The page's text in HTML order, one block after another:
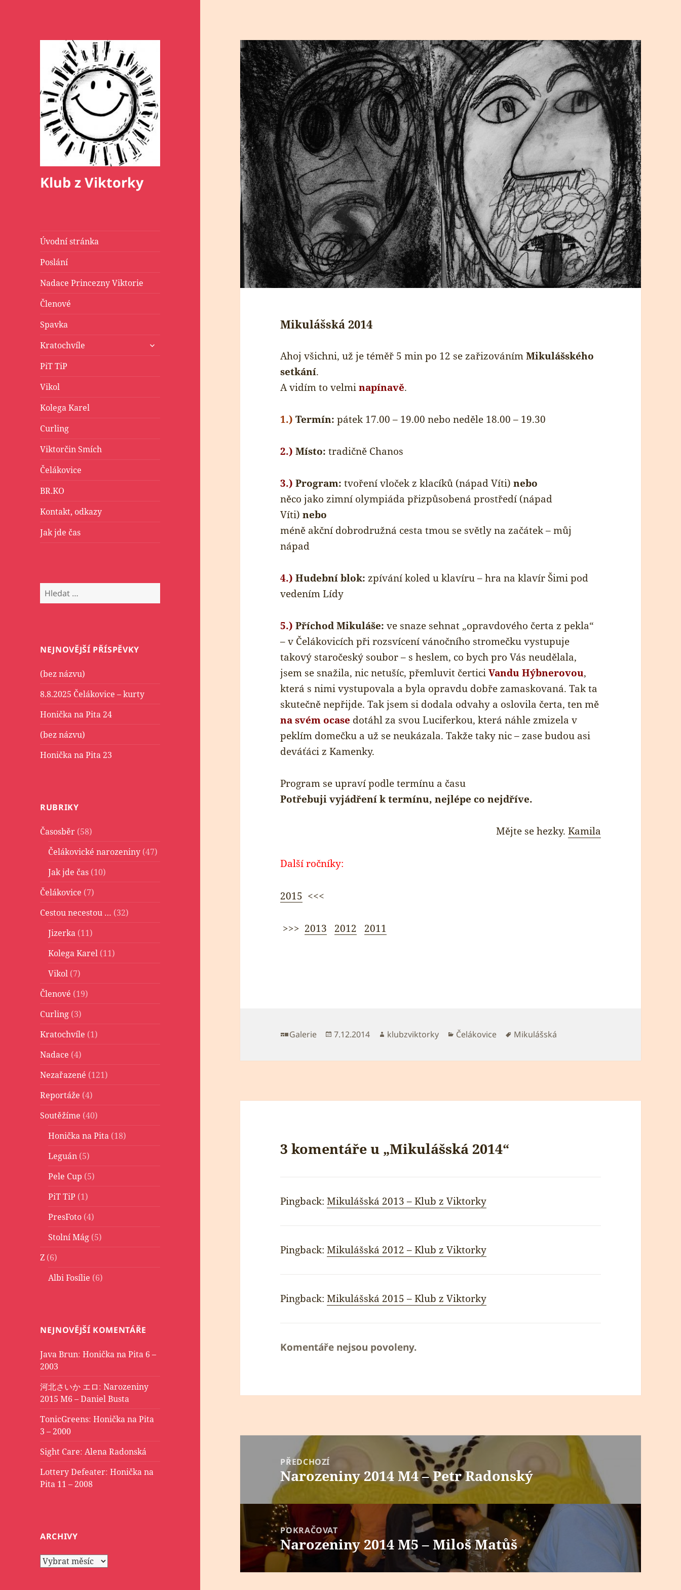
Klub z Viktorky
Úvodní stránka
Poslání
Nadace Princezny Viktorie
Členové
Spavka
Kratochvíle
zobrazit
PiT TiP
Vikol
Kolega Karel
Curling
Viktorčin Smích
Čelákovice
BR.KO
Kontakt, odkazy
Jak jde čas
Vyhledávání
NEJNOVĚJŠÍ PŘÍSPĚVKY
(bez názvu)
8.8.2025 Čelákovice – kurty
Honička na Pita 24
(bez názvu)
Honička na Pita 23
RUBRIKY
Časosběr (58)
Čelákovické narozeniny (47)
Jak jde čas (10)
Čelákovice (7)
Cestou necestou … (32)
Jizerka (11)
Kolega Karel (11)
Vikol (7)
Členové (19)
Curling (3)
Kratochvíle (1)
Nadace (4)
Nezařazené (121)
Reportáže (4)
Soutěžíme (40)
Honička na Pita (18)
Leguán (5)
Pele Cup (5)
PiT TiP (1)
PresFoto (4)
Stolní Mág (5)
Z (6)
Albi Fosílie (6)
NEJNOVĚJŠÍ KOMENTÁŘE
Java Brun:Honička na Pita 6 –
2003
河北さいか エロ:Narozeniny
2015 M6 – Daniel Busta
TonicGreens:Honička na Pita
3 – 2000
Sight Care:Alena Radonská
Lottery Defeater:Honička na
Pita 11 – 2008
ARCHIVY
Archivy
Mikulášská 2014
Ahoj všichni, už je téměř 5 min po 12 se zařizovánímMikulášského
setkání.
A vidím to velminapínavě.
1.) Termín: pátek 17.00 – 19.00 nebo neděle 18.00 – 19.30
2.) Místo: tradičně Chanos
3.) Program: tvoření vloček z klacíků (nápad Víti)nebo
něco jako zimní olympiáda přizpůsobená prostředí (nápad
Víti)nebo
méně akční dobrodružná cesta tmou se světly na začátek – můj
nápad
4.) Hudební blok: zpívání koled u klavíru – hra na klavír Šimi pod
vedením Lídy
5.) Příchod Mikuláše:ve snaze sehnat „opravdového čerta z pekla“
– v Čelákovicích při rozsvícení vánočního stromečku vystupuje
takový staročeský soubor – s heslem, co bych pro Vás neudělala,
jsem se snažila, nic netušíc, přemluvit čerticiVandu Hýbnerovou,
která s nimi vystupovala a byla opravdu dobře zamaskovaná. Tak ta
skutečně nepřijde. Tak jsem si dodala odvahy a oslovila čerta, ten mě
na svém ocase dotáhl za svou Luciferkou, která náhle zmizela v
peklím domečku a už se neukázala. Takže taky nic – zase budou asi
deváťáci z Kamenky.
Program se upraví podle termínu a času
Potřebuji vyjádření k termínu, nejlépe co nejdříve.
Mějte se hezky. Kamila
Další ročníky:
2015 <<<
>>> 2013 2012 2011
Formát:
Galerie Publikováno:
7.12.2014 Autor:
klubzviktorky Rubriky:
Čelákovice Štítky:
Mikulášská
3 komentáře u „Mikulášská 2014“
Pingback:Mikulášská 2013 – Klub z Viktorky
Pingback:Mikulášská 2012 – Klub z Viktorky
Pingback:Mikulášská 2015 – Klub z Viktorky
Komentáře nejsou povoleny.
příspěvek
PŘEDCHOZÍ
Předchozí
příspěvek:
Narozeniny 2014 M4 – Petr Radonský
POKRAČOVAT
Následující
příspěvek:
Narozeniny 2014 M5 – Miloš Matůš